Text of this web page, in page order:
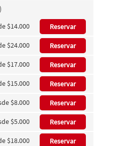
$14.000
Reservar
$24.000 Reservar
$17.000 Reservar
$15.000 Reservar
$8.000 Reservar
$5.000 Reservar
$18.000 Reservar